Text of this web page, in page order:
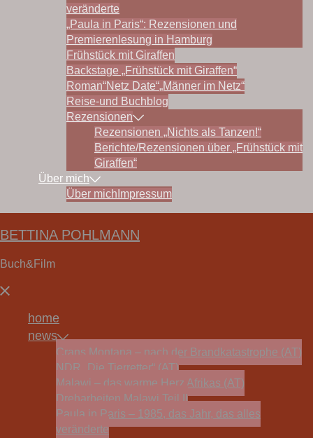
veränderte
„Paula in Paris“: Rezensionen und
Premierenlesung in Hamburg
Frühstück mit Giraffen
Backstage „Frühstück mit Giraffen“
Roman“Netz Date“„Männer im Netz“
Reise-und Buchblog
Rezensionen
Rezensionen „Nichts als Tanzen!“
Berichte/Rezensionen über „Frühstück mit
Giraffen“
Über mich
Über mich Impressum
BETTINA POHLMANN
Buch&Film
Menü
home
news
Crans Montana – nach der Brandkatastrophe (AT)
NDR „Die Tierretter“ (AT)
Malawi – das warme Herz Afrikas (AT)
Dreharbeiten Malawi Teil II
Paula in Paris – 1985, das Jahr, das alles
veränderte